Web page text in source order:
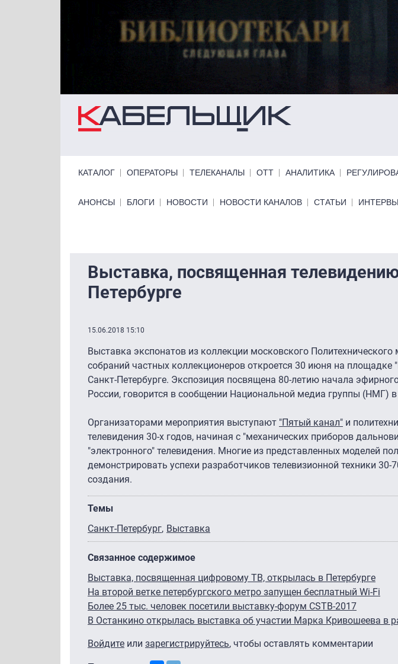
КАТАЛОГ ОПЕРАТОРЫ ТЕЛЕКАНАЛЫ ОТТ АНАЛИТИКА
Primary links bottom
АНОНСЫ БЛОГИ НОВОСТИ НОВОСТИ КАНАЛОВ СТАТЬИ
Выставка, посвященная
Петербурге
15.06.2018 15:10
Выставка экспонатов из коллекции московского
собраний частных коллекционеров откроется 30 июня на
Санкт-Петербурге. Экспозиция посвящена 80-летию начала
России, говорится в сообщении Национальной медиа группы (НМГ) в
Организаторами мероприятия выступают "Пятый канал" и
телевидения 30-х годов, начиная с "механических приборов
"электронного" телевидения. Многие из представленных моделей
демонстрировать успехи разработчиков телевизионной техники
создания.
Темы
Санкт-Петербург Выставка
Связанное содержимое
Выставка, посвященная цифровому ТВ, открылась в Петербурге
На второй ветке петербургского метро запущен бесплатный Wi-Fi
Более 25 тыс. человек посетили выставку-форум CSTB-2017
В Останкино открылась выставка об участии Марка Кривошеева в
Войдите или зарегистрируйтесь, чтобы оставлять комментарии